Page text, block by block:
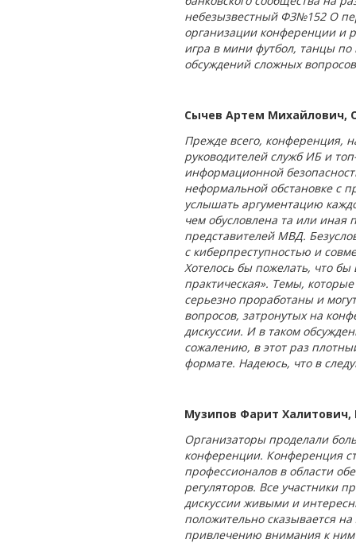
небезызвестный ФЗ№152 О
организации конференции и
игра в мини футбол, танцы
обсуждений сложных
Сычев Артем Михайлович,
Прежде всего, конференция,
руководителей служб ИБ и
информационной
неформальной обстановке с
услышать аргументацию
чем обусловлена та или иная
представителей МВД.
с киберпреступностью и
Хотелось бы пожелать, что
практическая». Темы,
серьезно проработаны и
вопросов, затронутых на
дискуссии. И в таком
сожалению, в этот раз
формате. Надеюсь, что в
Музипов Фарит Халитович,
Организаторы проделали
конференции. Конференция
профессионалов в области
регуляторов. Все участники
дискуссии живыми и
положительно сказывается
привлечению внимания к ним